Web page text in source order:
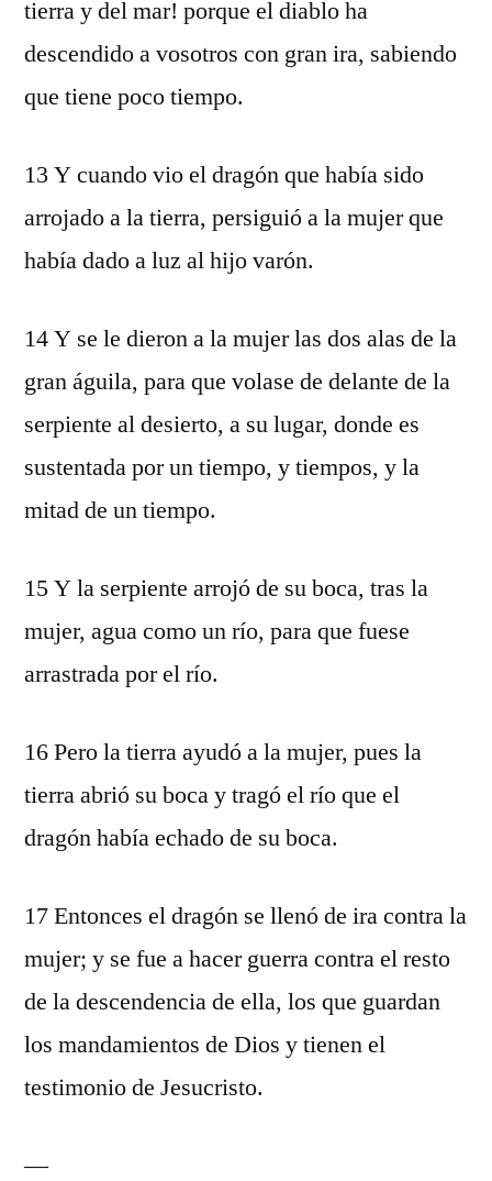
tierra y del mar! porque el diablo ha
descendido a vosotros con gran ira, sabiendo
que tiene poco tiempo.
13 Y cuando vio el dragón que había sido
arrojado a la tierra, persiguió a la mujer que
había dado a luz al hijo varón.
14 Y se le dieron a la mujer las dos alas de la
gran águila, para que volase de delante de la
serpiente al desierto, a su lugar, donde es
sustentada por un tiempo, y tiempos, y la
mitad de un tiempo.
15 Y la serpiente arrojó de su boca, tras la
mujer, agua como un río, para que fuese
arrastrada por el río.
16 Pero la tierra ayudó a la mujer, pues la
tierra abrió su boca y tragó el río que el
dragón había echado de su boca.
17 Entonces el dragón se llenó de ira contra la
mujer; y se fue a hacer guerra contra el resto
de la descendencia de ella, los que guardan
los mandamientos de Dios y tienen el
testimonio de Jesucristo.
—